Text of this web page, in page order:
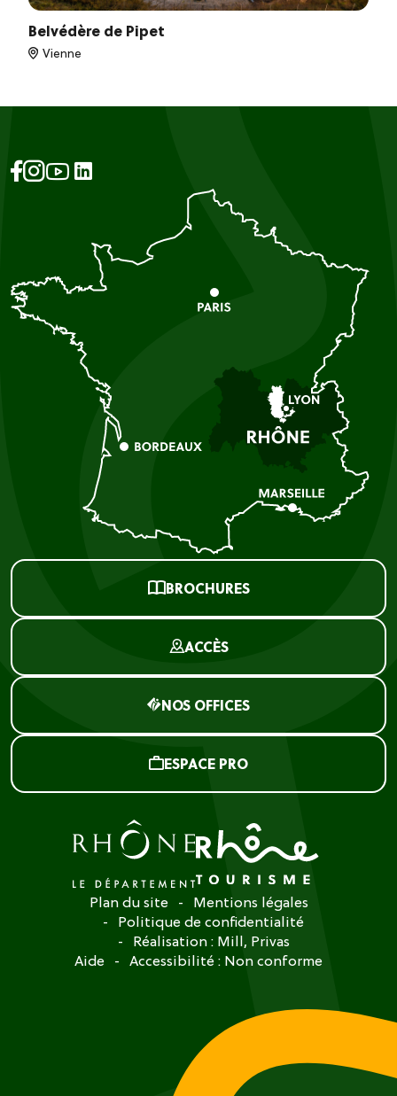
Belvédère de Pipet
Vienne
BROCHURES
ACCÈS
NOS OFFICES
ESPACE PRO
Plan du site
Mentions légales
Politique de confidentialité
Réalisation : Mill, Privas
Aide
Accessibilité : Non conforme